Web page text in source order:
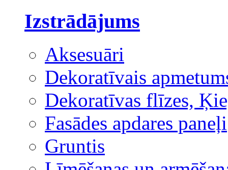
Izstrādājums
Aksesuāri
Dekoratīvais
Dekoratīvas flīzes,
Fasādes apdares paneļi
Gruntis